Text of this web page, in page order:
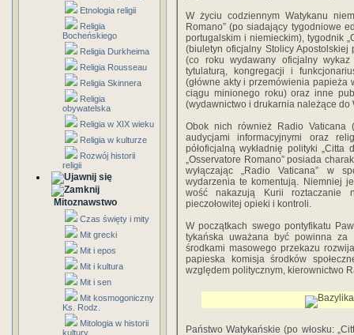
Etnologia religii
Religia
Bocheńskiego
Religia Durkheima
Religia Rousseau
Religia Skinnera
Religia
obywatelska
Religia w XIX wieku
Religia w kulturze
Rozwój historii
religii
Mitoznawstwo
Czas święty i mity
Mit grecki
Mit i epos
Mit i kultura
Mit i sen
Mit kosmogoniczny
Ks. Rodz.
Mitologia w historii
kultury
W życiu codziennym Watykanu
Romano” (po­ siadający tygodniowe
portugalskim i niemieckim), tygodnik
(biuletyn oficjalny Stolicy Apostol­skiej
(co roku wydawany oficjalny
tytulaturą, kongregacji i
(główne akty i przemówienia papieża
ciągu minionego roku) oraz inne
(wydawnictwo i drukarnia należące do
Obok nich również Radio Vaticana
audycjami informacyjnymi oraz
półoficjalną wy­kładnię polityki „Citta
„Osservatore Romano” posiada
wyłączając „Radio Vaticana” w
wydarzenia te komentują. Niemniej
wość nakazują Kurii roztaczanie
pieczołowitej opie­ki i kontroli.
W początkach swego pontyfikatu
tykańska uważana być powinna za
środkami maso­wego przekazu
papieska komisja środków
względem politycznym, kierownictwo
Państwo Watykańskie (po włosku: